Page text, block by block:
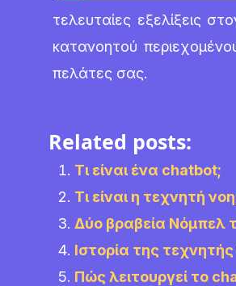
τελευταίες εξελίξεις
κατανοητού
πελάτες σας.
Related posts:
Τι είναι ένα chatbot;
Τι είναι η τεχνητή
Δύο βραβεία Νόμπελ
Ιστορία της
Πώς λειτουργεί το